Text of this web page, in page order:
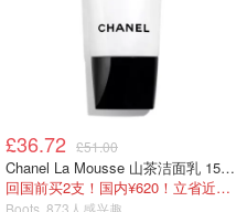
£36.72 £51.00
Chanel La Mousse 山茶洁面乳 150ml
回国前买2支！国内¥620！立省近一半！
Boots 873人感兴趣